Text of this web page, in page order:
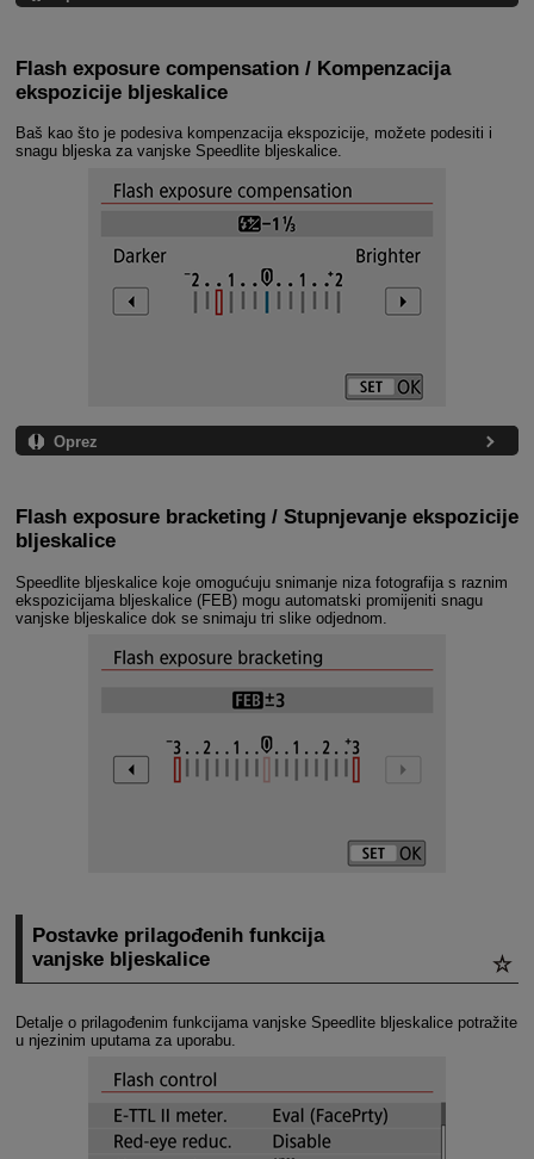
Flash exposure compensation / Kompenzacija
ekspozicije bljeskalice
Baš kao što je podesiva kompenzacija ekspozicije, možete podesiti i
snagu bljeska za vanjske Speedlite bljeskalice.
Oprez
Flash exposure bracketing / Stupnjevanje ekspozicije
bljeskalice
Speedlite bljeskalice koje omogućuju snimanje niza fotografija s raznim
ekspozicijama bljeskalice (FEB) mogu automatski promijeniti snagu
vanjske bljeskalice dok se snimaju tri slike odjednom.
Postavke prilagođenih funkcija
vanjske bljeskalice
Detalje o prilagođenim funkcijama vanjske Speedlite bljeskalice potražite
u njezinim uputama za uporabu.